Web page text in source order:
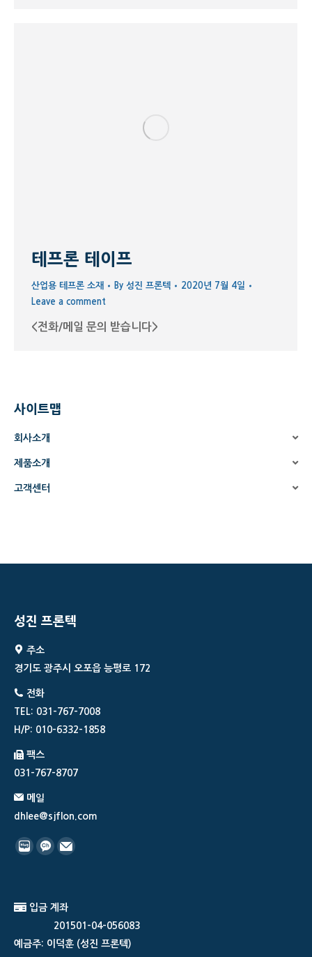
테프론 테이프
산업용 테프론 소재 By 성진 프론텍
2020년 7월 4일
Leave a comment
<전화/메일 문의 받습니다>
사이트맵
회사소개
제품소개
고객센터
성진 프론텍
주소
경기도 광주시 오포읍 능평로 172
전화
TEL: 031-767-7008
H/P: 010-6332-1858
팩스
031-767-8707
메일
dhlee@sjflon.com
Find us on:
네
블
그
카
톡
러
메
입금 계좌
201501-04-056083
예금주: 이덕훈 (성진 프론텍)